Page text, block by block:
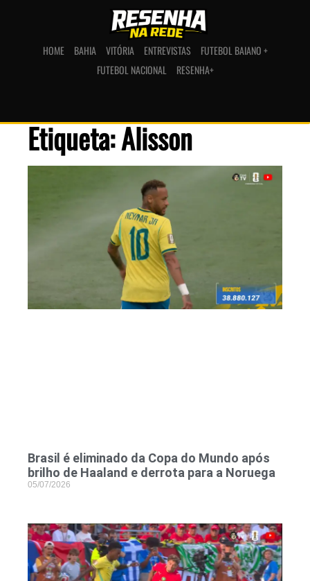
HOME BAHIA VITÓRIA ENTREVISTAS
FUTEBOL BAIANO +
FUTEBOL NACIONAL
RESENHA+
Etiqueta: Alisson
Brasil é eliminado da Copa do Mundo após
brilho de Haaland e derrota para a Noruega
05/07/2026